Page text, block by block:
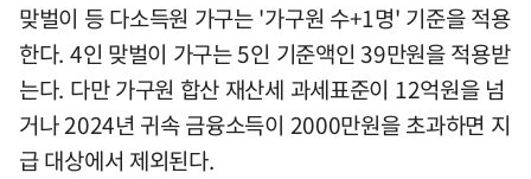
맞벌이 등 다소득원 가구는 '가구원 수+1명' 기준을 적용
한다. 4인 맞벌이 가구는 5인 기준액인 39만원을 적용받
는다. 다만 가구원 합산 재산세 과세표준이 12억원을 넘
거나 2024년 귀속 금융소득이 2000만원을 초과하면 지
급 대상에서 제외된다.